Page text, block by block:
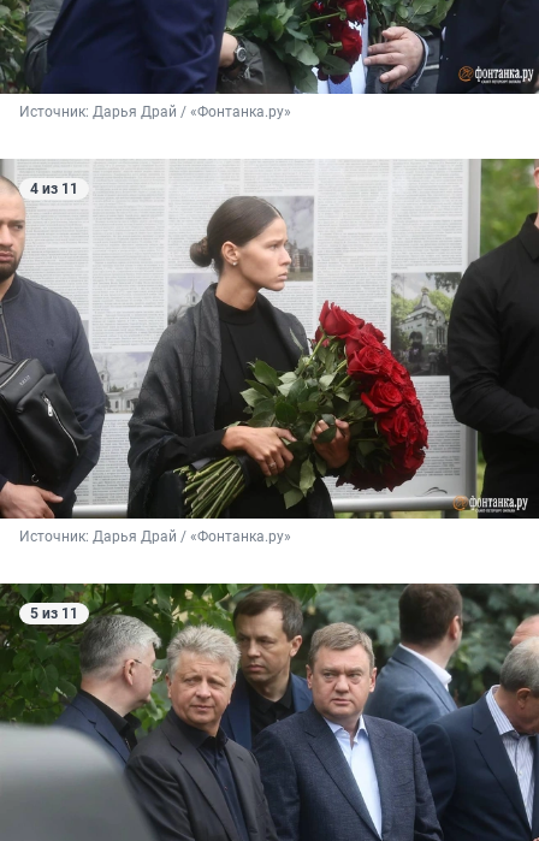
Источник: Дарья Драй / «Фонтанка.ру»
4 из 11
Источник: Дарья Драй / «Фонтанка.ру»
5 из 11